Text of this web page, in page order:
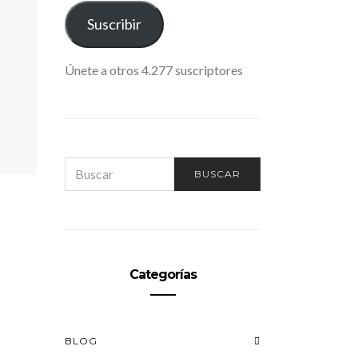
ELECTRÓNICO
Suscribir
Únete a otros 4.277 suscriptores
FOR:
BUSCAR
Categorías
BLOG